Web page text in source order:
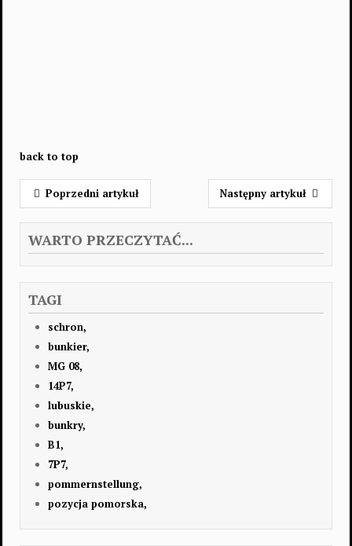
back to top
Poprzedni artykuł Następny artykuł
WARTO PRZECZYTAĆ...
TAGI
schron,
bunkier,
MG 08,
14P7,
lubuskie,
bunkry,
B1,
7P7,
pommernstellung,
pozycja pomorska,